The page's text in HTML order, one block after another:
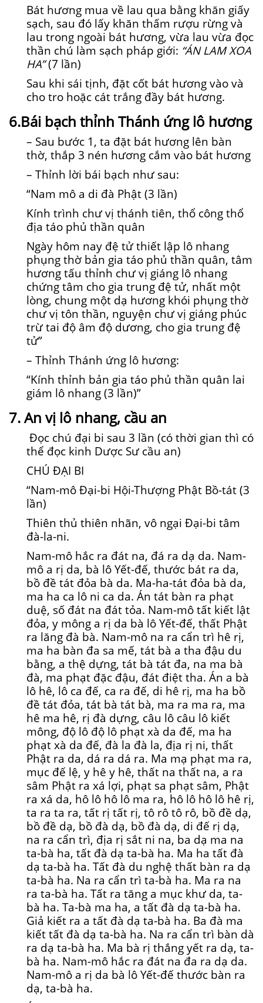
Bát hương mua về lau qua bằng khăn giấy
sạch, sau đó lấy khăn thấm rượu rừng và
lau trong ngoài bát hương, vừa lau vừa đọc
thần chú làm sạch pháp giới: “ÁN LAM XOA
HA”(7 lần)
Sau khi sái tịnh, đặt cốt bát hương vào và
cho tro hoặc cát trắng đầy bát hương.
6.Bái bạch thỉnh Thánh ứng lô hương
– Sau bước 1, ta đặt bát hương lên bàn
thờ, thắp 3 nén hương cắm vào bát hương
– Thỉnh lời bái bạch như sau:
“Nam mô a di đà Phật (3 lần)
Kính trình chư vị thánh tiên, thổ công thổ
địa táo phủ thần quân
Ngày hôm nay đệ tử thiết lập lô nhang
phụng thờ bản gia táo phủ thần quân, tâm
hương tấu thỉnh chư vị giáng lô nhang
chứng tâm cho gia trung đệ tử, nhất một
lòng, chung một dạ hương khói phụng thờ
chư vị tôn thần, nguyện chư vị giáng phúc
trừ tai độ âm độ dương, cho gia trung đệ
tử”
– Thỉnh Thánh ứng lô hương:
“Kính thỉnh bản gia táo phủ thần quân lai
giám lô nhang (3 lần)”
7. An vị lô nhang, cầu an
Đọc chú đại bi sau 3 lần (có thời gian thì có
thể đọc kinh Dược Sư cầu an)
CHÚ ĐẠI BI
“Nam-mô Đại-bi Hội-Thượng Phật Bồ-tát (3
lần)
Thiên thủ thiên nhãn, vô ngại Đại-bi tâm
đà-la-ni.
Nam-mô hắc ra đát na, đá ra dạ da. Nam-
mô a rị da, bà lô Yết-đế, thước bát ra da,
bồ đề tát đỏa bà da. Ma-ha-tát đỏa bà da,
ma ha ca lô ni ca da. Án tát bàn ra phạt
duệ, số đát na đát tỏa. Nam-mô tất kiết lật
đỏa, y mông a rị da bà lô Yết-đế, thất Phật
ra lăng đà bà. Nam-mô na ra cẩn trì hê rị,
ma ha bàn đa sa mế, tát bà a tha đậu du
bằng, a thệ dựng, tát bà tát đa, na ma bà
đà, ma phạt đặc đậu, đát điệt tha. Án a bà
lô hê, lô ca đế, ca ra đế, di hê rị, ma ha bồ
đề tát đỏa, tát bà tát bà, ma ra ma ra, ma
hê ma hê, rị đà dựng, câu lô câu lô kiết
mông, độ lô độ lô phạt xà da đế, ma ha
phạt xà da đế, đà la đà la, địa rị ni, thất
Phật ra da, dá ra dá ra. Ma mạ phạt ma ra,
mục đế lệ, y hê y hê, thất na thất na, a ra
sâm Phật ra xá lợi, phạt sa phạt sâm, Phật
ra xá da, hô lô hô lô ma ra, hô lô hô lô hê rị,
ta ra ta ra, tất rị tất rị, tô rô tô rô, bồ đề dạ,
bồ đề dạ, bồ đà dạ, bồ đà dạ, di đế rị dạ,
na ra cẩn trì, địa rị sắt ni na, ba dạ ma na
ta-bà ha, tất đà dạ ta-bà ha. Ma ha tất đà
dạ ta-bà ha. Tất đà du nghệ thất bàn ra dạ
ta-bà ha. Na ra cẩn trì ta-bà ha. Ma ra na
ra ta-bà ha. Tất ra tăng a mục khư da, ta-
bà ha. Ta-bà ma ha, a tất đà dạ ta-bà ha.
Giả kiết ra a tất đà dạ ta-bà ha. Ba đà ma
kiết tất đà dạ ta-bà ha. Na ra cẩn trì bàn dà
ra dạ ta-bà ha. Ma bà rị thắng yết ra dạ, ta-
bà ha. Nam-mô hắc ra đát na đa ra dạ da.
Nam-mô a rị da bà lô Yết-đế thước bàn ra
dạ, ta-bà ha.